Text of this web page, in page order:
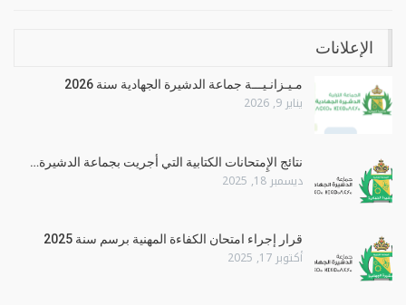
الإعلانات
مـيـزانـيـــة جماعة الدشيرة الجهادية سنة 2026
يناير 9, 2026
نتائج الإِمتحانات الكتابية التي أجريت بجماعة الدشيرة…
ديسمبر 18, 2025
قرار إجراء امتحان الكفاءة المهنية برسم سنة 2025
أكتوبر 17, 2025